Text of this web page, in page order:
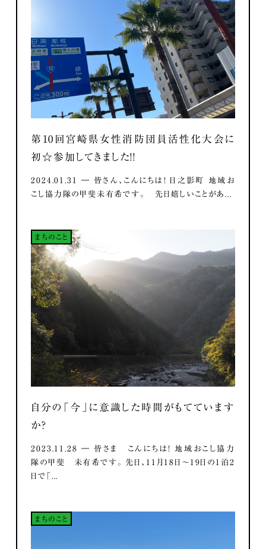
第10回宮崎県女性消防団員活性化大会に
初☆参加してきました！！
2024.01.31 ― 皆さん、こんにちは！ 日之影町 地域お
こし協力隊の甲斐未有希です。 先日嬉しいことがあ...
まちのこと
自分の「今」に意識した時間がもてています
か？
2023.11.28 ― 皆さま こんにちは！ 地域おこし協力
隊の甲斐 未有希です。 先日、11月18日～19日の1泊2
日で「...
まちのこと